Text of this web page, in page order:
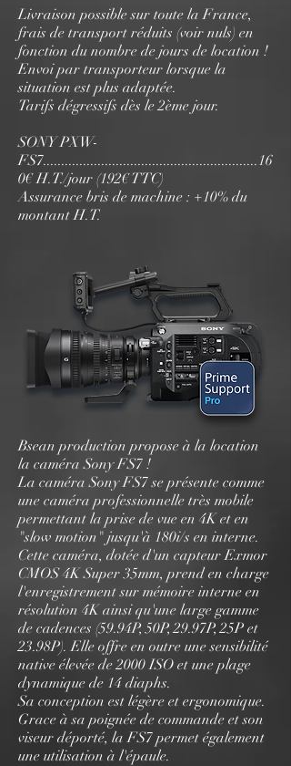
Livraison possible sur toute la France,
frais de transport réduits (voir nuls) en
fonction du nombre de jours de location !
Envoi par transporteur lorsque la
situation est plus adaptée.
Tarifs dégressifs dès le 2ème jour.
SONY PXW-
FS7...........................................................16
0€ H.T./jour (192€ TTC)
Assurance bris de machine : +10% du
montant H.T.
Bsean production propose à la location
la caméra Sony FS7 !
La caméra Sony FS7 se présente comme
une caméra professionnelle très mobile
permettant la prise de vue en 4K et en
"slow motion" jusqu'à 180i/s en interne.
Cette caméra, dotée d'un capteur Exmor
CMOS 4K Super 35mm, prend en charge
l'enregistrement sur mémoire interne en
résolution 4K ainsi qu'une large gamme
de cadences (59.94P, 50P, 29.97P, 25P et
23.98P). Elle offre en outre une sensibilité
native élevée de 2000 ISO et une plage
dynamique de 14 diaphs.
Sa conception est légère et ergonomique.
Grace à sa poignée de commande et son
viseur déporté, la FS7 permet également
une utilisation à l'épaule.